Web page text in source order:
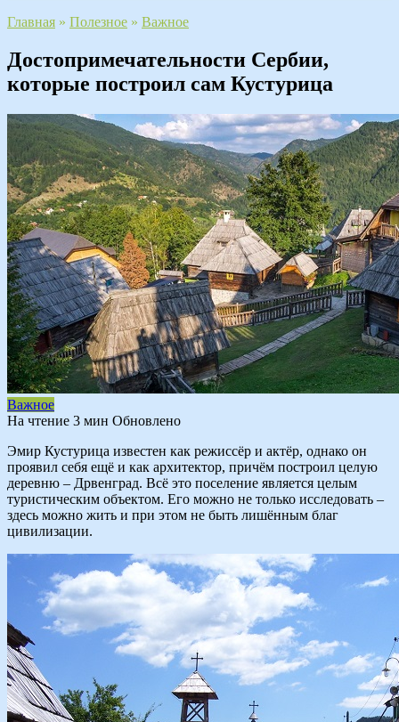
Главная » Полезное » Важное
Достопримечательности Сербии,
которые построил сам Кустурица
Важное
На чтение 3 мин Обновлено
Эмир Кустурица известен как режиссёр и актёр, однако он
проявил себя ещё и как архитектор, причём построил целую
деревню – Дрвенград. Всё это поселение является целым
туристическим объектом. Его можно не только исследовать –
здесь можно жить и при этом не быть лишённым благ
цивилизации.